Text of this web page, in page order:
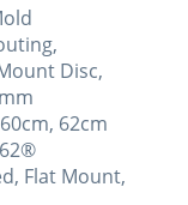
Disc,
62cm
Flat Mount,